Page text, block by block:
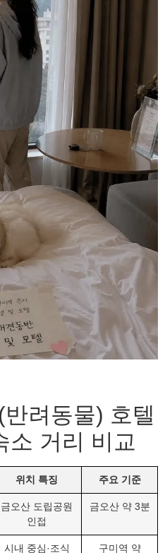
려동물) 호텔
소 거리 비교
위치 특징 주요 기준
금오산 도립공원
인접
금오산 약 3분
시내 중심·조식
구미역 약